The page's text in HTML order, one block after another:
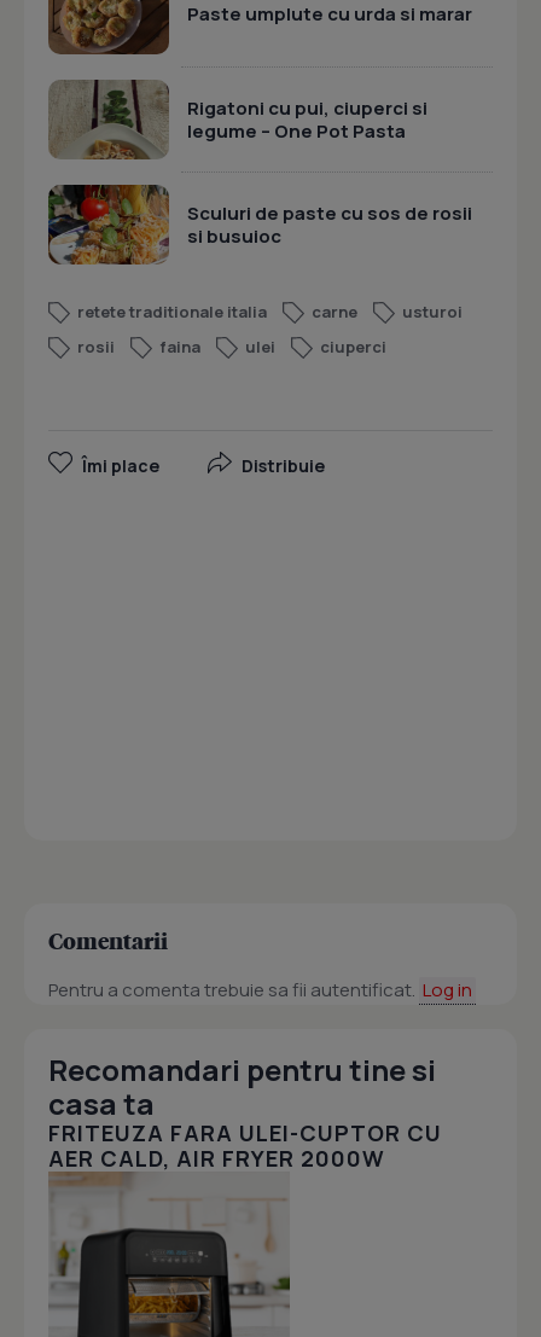
Paste umplute cu urda si marar
Rigatoni cu pui, ciuperci si
legume – One Pot Pasta
Sculuri de paste cu sos de rosii
si busuioc
retete traditionale italia carne
usturoi
rosii
faina ulei ciuperci
Îmi place Distribuie
Comentarii
Pentru a comenta trebuie sa fii autentificat. Log in
Recomandari pentru tine si
casa ta
FRITEUZA FARA ULEI-CUPTOR CU
AER CALD, AIR FRYER 2000W